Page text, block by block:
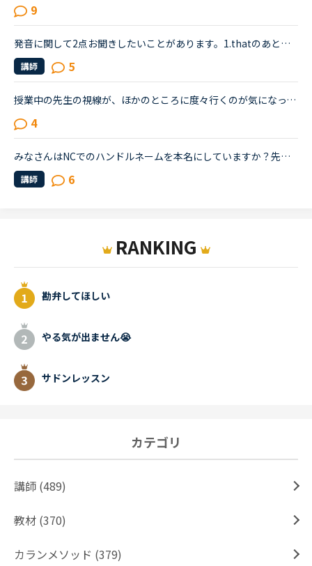
9
発音に関して2点お聞きしたいことがあります。1.thatのあとにthのものが来ると発音が難しいくて、0.5倍速で聴いてもどう発音しているのがよくわらなく、発音のコツを聞きたいです。例えば、Callan7pp511if we say...
講師 5
授業中の先生の視線が、ほかのところに度々行くのが気になってしまう。他の人は気にしないのか知りたい。皆さんは授業中、特に、生徒であるこちらが話しているときに、先生がほかの方をチラチラ見る（ほかの講師...
4
みなさんはNCでのハンドルネームを本名にしていますか？先ほどカランレッスンで「あなたの下の名前は？」「あなたの苗字は？」(Stage5です)という質問が出てきました。前回の復習だったのでいつも通りそれぞれ本...
講師 6
RANKING
勘弁してほしい
やる気が出ません😭
サドンレッスン
カテゴリ
講師 (489)
教材 (370)
カランメソッド (379)